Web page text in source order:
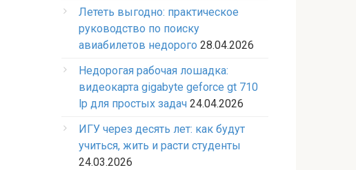
Лететь выгодно: практическое
руководство по поиску
авиабилетов недорого 28.04.2026
Недорогая рабочая лошадка:
видеокарта gigabyte geforce gt 710
lp для простых задач 24.04.2026
ИГУ через десять лет: как будут
учиться, жить и расти студенты
24.03.2026